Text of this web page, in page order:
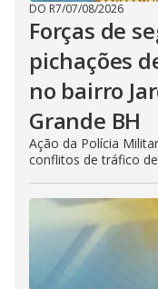
DO R7/07/08/2026
Forças de
pichações
no bairro
Grande BH
Ação da Polícia
conflitos de tráfico